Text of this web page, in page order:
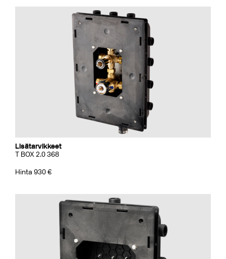
Lisätarvikkeet
T BOX 2.0 368
Hinta 930 €